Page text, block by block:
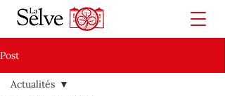
Post
Actualités